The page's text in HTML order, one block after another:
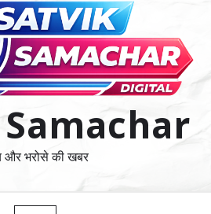
और भरोसे की खबर